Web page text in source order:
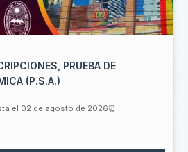
PRUEBA DE
(P.S.A.)
el 02 de agosto de 2026⏰